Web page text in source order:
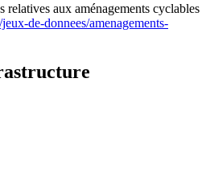
aux aménagements cyclables
de-donnees/amenagements-